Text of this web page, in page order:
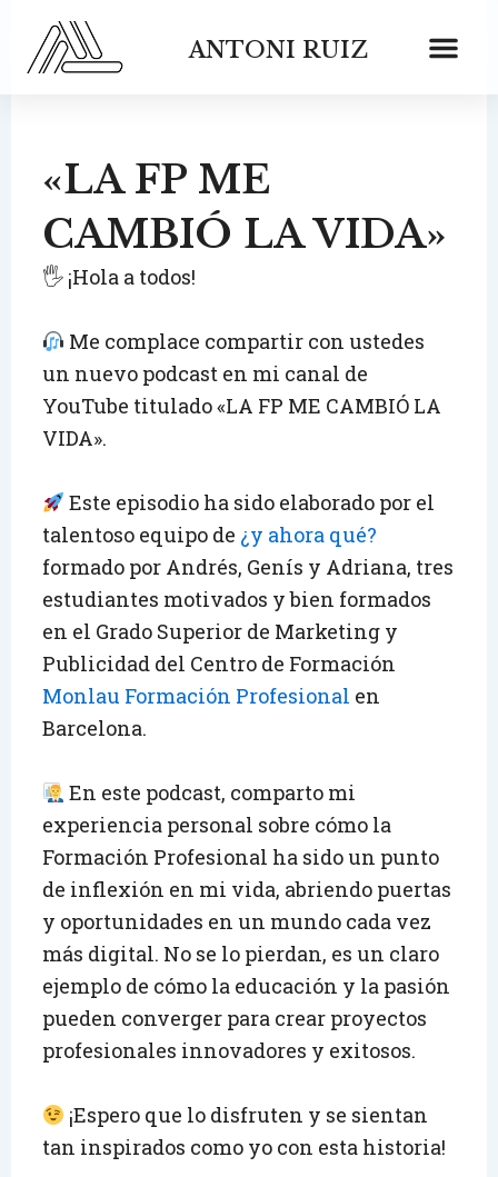
contenido
ANTONI RUIZ
«LA FP ME
CAMBIÓ LA VIDA»
🖐 ¡Hola a todos!
Me complace compartir con ustedes
un nuevo podcast en mi canal de
YouTube titulado «LA FP ME CAMBIÓ LA
VIDA».
Este episodio ha sido elaborado por el
talentoso equipo de ¿y ahora qué?
formado por Andrés, Genís y Adriana, tres
estudiantes motivados y bien formados
en el Grado Superior de Marketing y
Publicidad del Centro de Formación
Monlau Formación Profesional en
Barcelona.
En este podcast, comparto mi
experiencia personal sobre cómo la
Formación Profesional ha sido un punto
de inflexión en mi vida, abriendo puertas
y oportunidades en un mundo cada vez
más digital. No se lo pierdan, es un claro
ejemplo de cómo la educación y la pasión
pueden converger para crear proyectos
profesionales innovadores y exitosos.
¡Espero que lo disfruten y se sientan
tan inspirados como yo con esta historia!